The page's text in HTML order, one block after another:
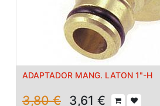
ADAPTADOR MANG. LATON 1"-H
3,80€ 3,61 €